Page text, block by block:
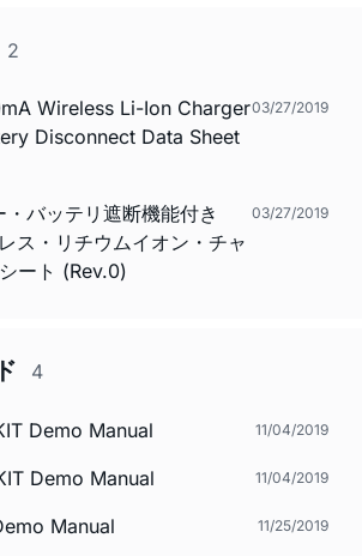
2
Wireless Li-Ion Charger
Disconnect Data Sheet
03/27/2019
バッテリ遮断機能付き
ス・リチウムイオン・チャ
ート (Rev.0)
03/27/2019
4
Demo Manual 11/04/2019
Demo Manual 11/04/2019
Manual 11/25/2019